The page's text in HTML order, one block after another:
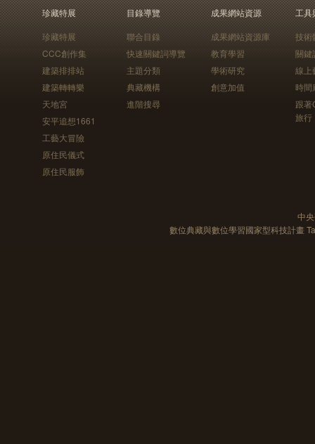
珍藏特展
珍藏特展
CCC創作集
建築排排站
建築轉轉樂
天地宮
安平追想1661
工藝大冒險
原住民儀式
原住民服飾
目錄導覽
聯合目錄
快速關鍵詞導覽
主題分類
典藏機構
進階搜尋
成果網站資源
成果網站資源庫
教育學習
學術研究
創意加值
工具
技術
關鍵
線上
時間
跟
旅行
中
數位典藏與數位學習國家型科技計畫